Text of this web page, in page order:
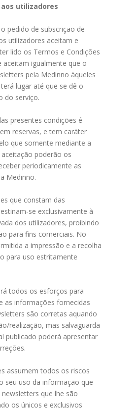
utilizadores
pedido de subscrição de
utilizadores aceitam e
lido os Termos e Condições
aceitam igualmente que o
pela Medinno àqueles
lugar até que se dê o
do serviço.
presentes condições é
reservas, e tem caráter
que somente mediante a
aceitação poderão os
periodicamente as
Medinno.
que constam das
se exclusivamente à
dos utilizadores, proibindo
para fins comerciais. No
a impressão e a recolha
para uso estritamente
todos os esforços para
as informações fornecidas
são corretas aquando
realização, mas salvaguarda
publicado poderá apresentar
assumem todos os riscos
seu uso da informação que
que lhe são
os únicos e exclusivos